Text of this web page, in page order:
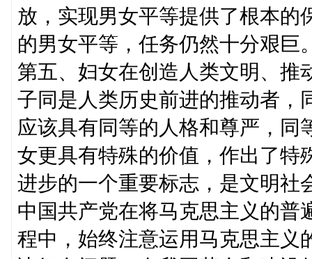
放，实现男女平等提供了根本的
的男女平等，任务仍然十分艰巨
第五、妇女在创造人类文明、推
子同是人类历史前进的推动者，
应该具有同等的人格和尊严，同
女更具有特殊的价值，作出了特
进步的一个重要标志，是文明
中国共产党在将马克思主义的普
程中，始终注意运用马克思主义